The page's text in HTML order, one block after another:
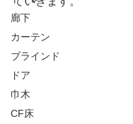
廊下
カーテン
ブラインド
ドア
巾木
CF床